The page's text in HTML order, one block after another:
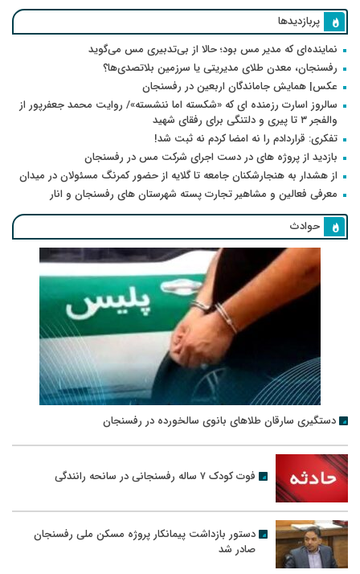
پربازدیدها
نماینده‌ای که مدیر مس بود؛ حالا از بی‌تدبیری مس می‌گوید
رفسنجان، معدن طلای مدیریتی یا سرزمین بلاتصدی‌ها؟
عکس| همایش جاماندگان اربعین در رفسنجان
سالروز اسارت رزمنده ای که «شکسته اما ننشسته»/ روایت محمد جعفرپور از
والفجر ۳ تا پیری و دلتنگی برای رفقای شهید
تفکری: قراردادم را نه امضا کردم نه ثبت شد!
بازدید از پروژه های در دست اجرای شرکت مس در رفسنجان
از هشدار به هنجارشکنان جامعه تا گلایه از حضور کمرنگ مسئولان در میدان
معرفی فعالین و مشاهیر تجارت پسته شهرستان های رفسنجان و انار
حوادث
دستگیری سارقان طلاهای بانوی سالخورده در رفسنجان
فوت کودک ۷ ساله رفسنجانی در سانحه رانندگی
دستور بازداشت پیمانکار پروژه مسکن ملی رفسنجان
صادر شد